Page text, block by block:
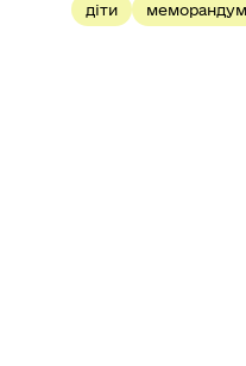
діти меморандум